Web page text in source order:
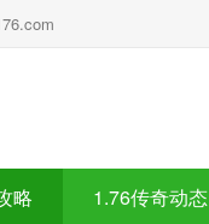
略 1.76传奇动态